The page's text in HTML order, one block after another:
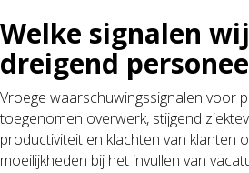
Welke signalen
dreigend
Vroege waarschuwingssignalen voor
toegenomen overwerk, stijgend
productiviteit en klachten van klanten
moeilijkheden bij het invullen van